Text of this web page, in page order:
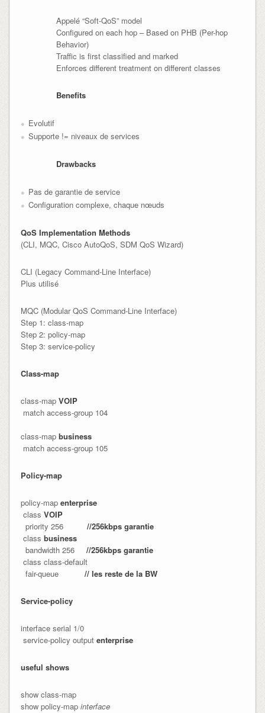
Appelé “Soft-QoS” model
Configured on each hop – Based on PHB (Per-hop
Behavior)
Traffic is first classified and marked
Enforces different treatment on different classes
Benefits
Evolutif
Supporte != niveaux de services
Drawbacks
Pas de garantie de service
Configuration complexe, chaque nœuds
QoS Implementation Methods
(CLI, MQC, Cisco AutoQoS, SDM QoS Wizard)
CLI (Legacy Command-Line Interface)
Plus utilisé
MQC (Modular QoS Command-Line Interface)
Step 1: class-map
Step 2: policy-map
Step 3: service-policy
Class-map
class-map VOIP
match access-group 104
class-map business
match access-group 105
Policy-map
policy-map enterprise
class VOIP
  priority 256
//256kbps garantie
class business
  bandwidth 256
//256kbps garantie
class class-default
  fair-queue
// les reste de la BW
Service-policy
interface serial 1/0
service-policy output enterprise
useful shows
show class-map
show policy-map interface